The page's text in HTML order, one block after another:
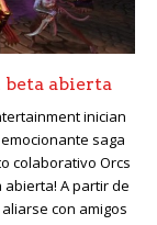
beta abierta
inician
saga
colaborativo Orcs
A partir de
con amigos